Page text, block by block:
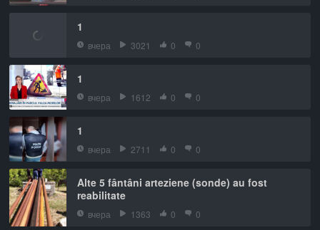
1
вчера 3021 0 0
1
вчера 1612 0 0
1
вчера 2711 0 0
Alte 5 fântâni arteziene (sonde) au fost
reabilitate
вчера 1363 0 0